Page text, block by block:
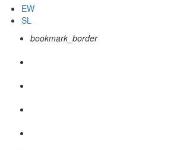
EW
SL
bookmark_border